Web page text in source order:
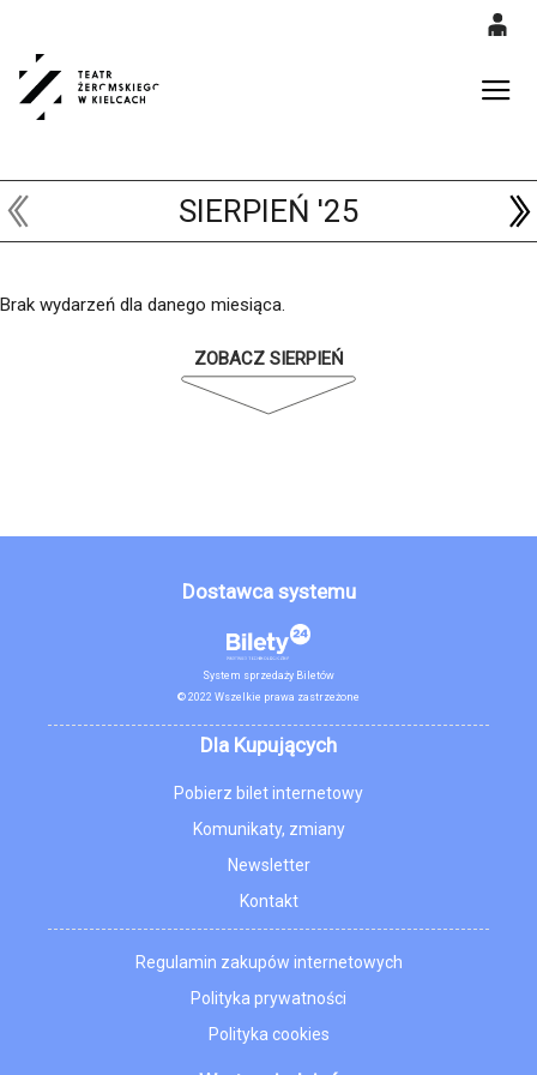
0,00
SIERPIEŃ '25
Brak wydarzeń dla danego miesiąca.
ZOBACZ SIERPIEŃ
Dostawca systemu
System sprzedaży Biletów
© 2022 Wszelkie prawa zastrzeżone
Dla Kupujących
Pobierz bilet internetowy
Komunikaty, zmiany
Newsletter
Kontakt
Regulamin zakupów internetowych
Polityka prywatności
Polityka cookies